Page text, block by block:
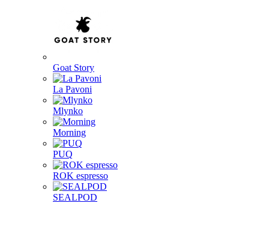
Goat Story
La Pavoni
Mlynko
Morning
PUQ
ROK espresso
SEALPOD